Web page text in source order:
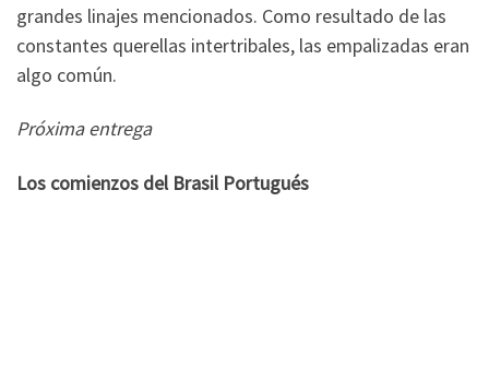
grandes linajes mencionados. Como resultado de las
constantes querellas intertribales, las empalizadas eran
algo común.
Próxima entrega
Los comienzos del Brasil Portugués